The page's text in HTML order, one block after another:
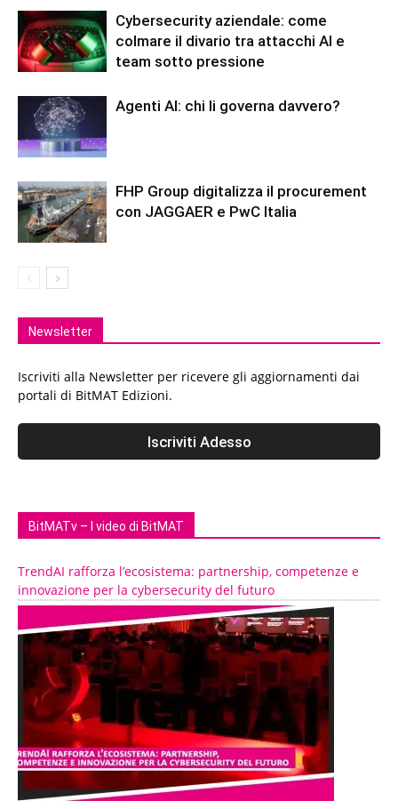
Cybersecurity aziendale: come
colmare il divario tra attacchi AI e
team sotto pressione
Agenti AI: chi li governa davvero?
FHP Group digitalizza il procurement
con JAGGAER e PwC Italia
Newsletter
Iscriviti alla Newsletter per ricevere gli aggiornamenti dai
portali di BitMAT Edizioni.
BitMATv – I video di BitMAT
TrendAI rafforza l’ecosistema: partnership, competenze e
innovazione per la cybersecurity del futuro